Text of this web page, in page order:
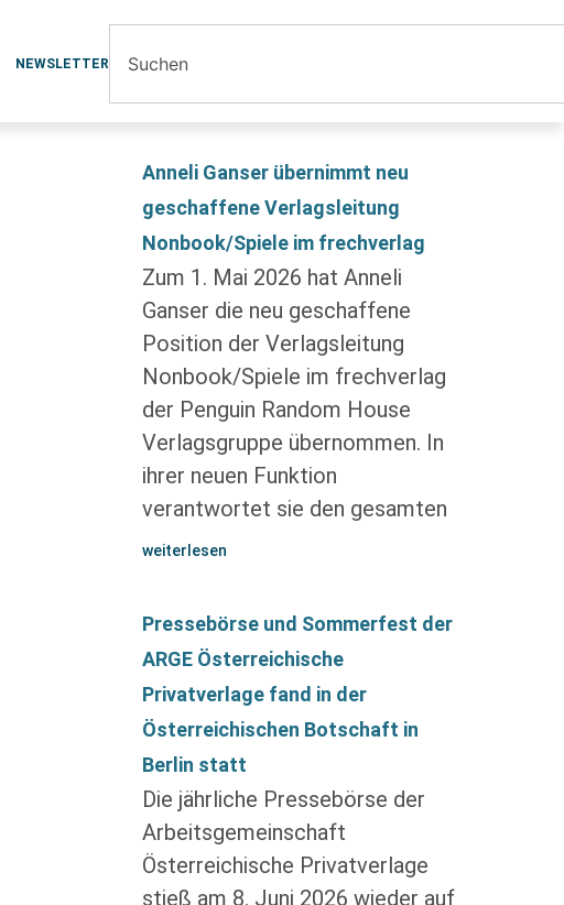
NEWSLETTER
Anneli Ganser übernimmt neu
geschaffene Verlagsleitung
Nonbook/Spiele im frechverlag
Zum 1. Mai 2026 hat Anneli
Ganser die neu geschaffene
Position der Verlagsleitung
Nonbook/Spiele im frechverlag
der Penguin Random House
Verlagsgruppe übernommen. In
ihrer neuen Funktion
verantwortet sie den gesamten
weiterlesen
Pressebörse und Sommerfest der
ARGE Österreichische
Privatverlage fand in der
Österreichischen Botschaft in
Berlin statt
Die jährliche Pressebörse der
Arbeitsgemeinschaft
Österreichische Privatverlage
stieß am 8. Juni 2026 wieder auf